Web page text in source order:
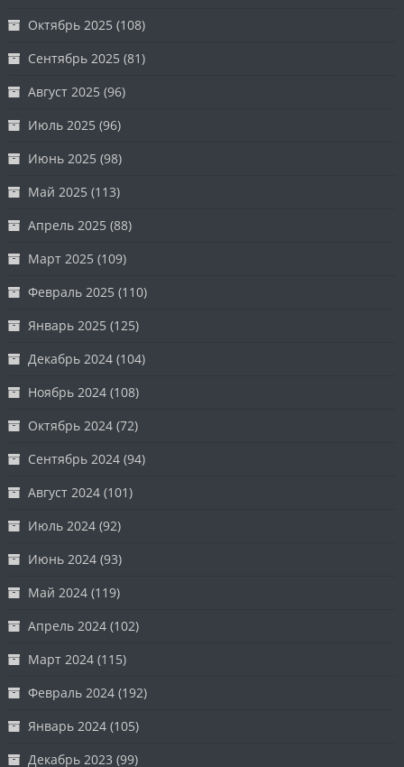
Октябрь 2025 (108)
Сентябрь 2025 (81)
Август 2025 (96)
Июль 2025 (96)
Июнь 2025 (98)
Май 2025 (113)
Апрель 2025 (88)
Март 2025 (109)
Февраль 2025 (110)
Январь 2025 (125)
Декабрь 2024 (104)
Ноябрь 2024 (108)
Октябрь 2024 (72)
Сентябрь 2024 (94)
Август 2024 (101)
Июль 2024 (92)
Июнь 2024 (93)
Май 2024 (119)
Апрель 2024 (102)
Март 2024 (115)
Февраль 2024 (192)
Январь 2024 (105)
Декабрь 2023 (99)